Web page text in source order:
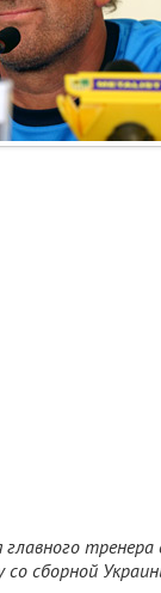
главного
сборной